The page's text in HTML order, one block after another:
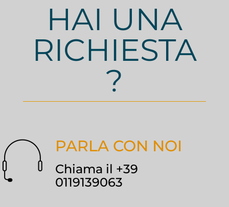
HAI UNA
RICHIESTA
?
PARLA CON NOI
Chiama il +39
0119139063